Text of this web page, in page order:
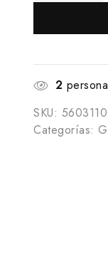
2
SKU:
Categorías: